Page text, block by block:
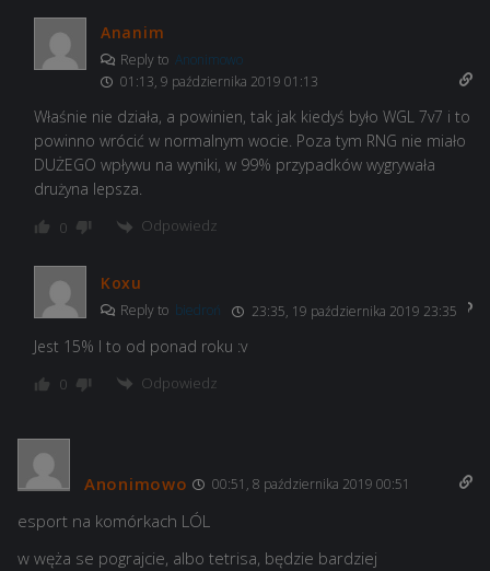
Ananim
Reply to Anonimowo
01:13, 9 października 2019 01:13
Właśnie nie działa, a powinien, tak jak kiedyś było WGL 7v7 i to
powinno wrócić w normalnym wocie. Poza tym RNG nie miało
DUŻEGO wpływu na wyniki, w 99% przypadków wygrywała
drużyna lepsza.
0 Odpowiedz
Koxu
Reply to biedroń 23:35, 19 października 2019 23:35
Jest 15% I to od ponad roku :v
0 Odpowiedz
Anonimowo 00:51, 8 października 2019 00:51
esport na komórkach LÓL
w węża se pograjcie, albo tetrisa, będzie bardziej